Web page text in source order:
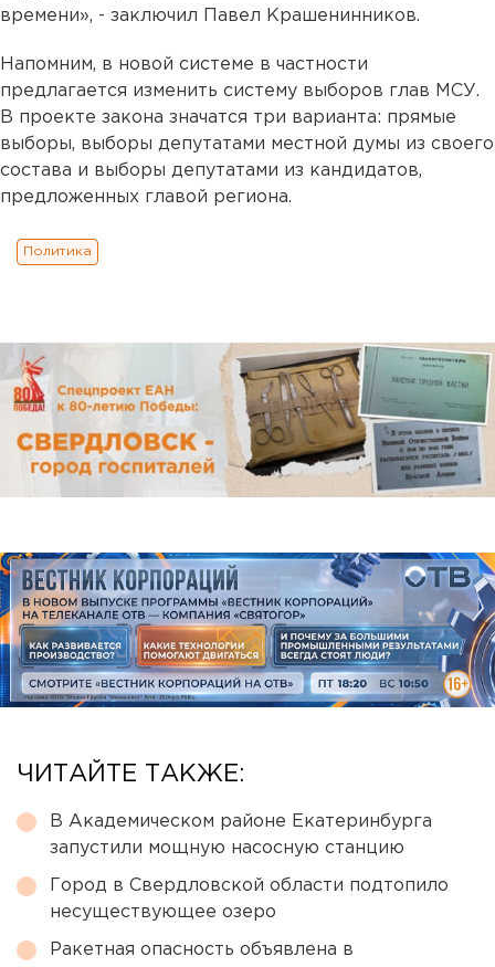
времени», - заключил Павел Крашенинников.
Напомним, в новой системе в частности
предлагается изменить систему выборов глав МСУ.
В проекте закона значатся три варианта: прямые
выборы, выборы депутатами местной думы из своего
состава и выборы депутатами из кандидатов,
предложенных главой региона.
Политика
ЧИТАЙТЕ ТАКЖЕ:
В Академическом районе Екатеринбурга
запустили мощную насосную станцию
Город в Свердловской области подтопило
несуществующее озеро
Ракетная опасность объявлена в